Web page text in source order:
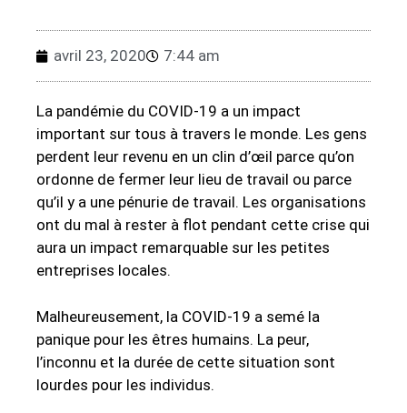
avril 23, 2020 7:44 am
La pandémie du COVID-19 a un impact
important sur tous à travers le monde. Les gens
perdent leur revenu en un clin d’œil parce qu’on
ordonne de fermer leur lieu de travail ou parce
qu’il y a une pénurie de travail. Les organisations
ont du mal à rester à flot pendant cette crise qui
aura un impact remarquable sur les petites
entreprises locales.
Malheureusement, la COVID-19 a semé la
panique pour les êtres humains. La peur,
l’inconnu et la durée de cette situation sont
lourdes pour les individus.